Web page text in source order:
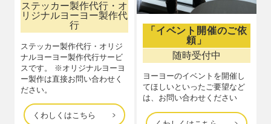
ステッカー製作代行・オ
リジナルヨーヨー製作代
行
ステッカー製作代行・オリジ
ナルヨーヨー製作代行サービ
スです。 ※オリジナルヨーヨ
ー製作は直接お問い合わせく
ださい。
くわしくはこちら
「イベント開催のご依
頼」
随時受付中
ヨーヨーのイベントを開催し
てほしいといったご要望など
は、お問い合わせください